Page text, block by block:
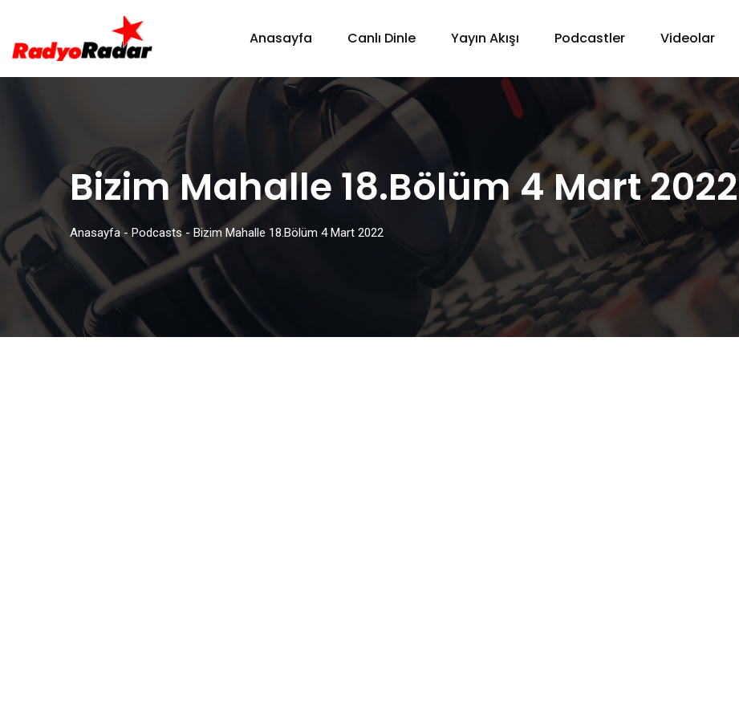
Anasayfa Canlı Dinle Yayın Akışı Podcastler Videolar
Bizim Mahalle 18.Bölüm 4 Mart 2022
Anasayfa-Podcasts- Bizim Mahalle 18.Bölüm 4 Mart 2022